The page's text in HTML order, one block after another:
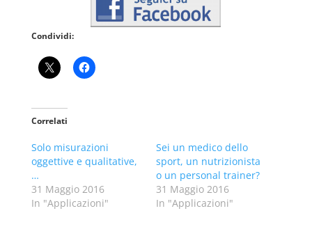
Condividi:
Correlati
Solo misurazioni
oggettive e qualitative,
…
31 Maggio 2016
In "Applicazioni"
Sei un medico dello
sport, un nutrizionista
o un personal trainer?
31 Maggio 2016
In "Applicazioni"